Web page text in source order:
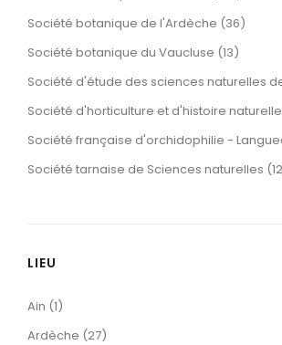
Société botanique de l'Ardèche (36)
Société botanique du Vaucluse (13)
Société d'étude des sciences naturelles
Société d'horticulture et d'histoire
Société française d'orchidophilie -
Société tarnaise de Sciences naturelles
LIEU
Ain (1)
Ardèche (27)